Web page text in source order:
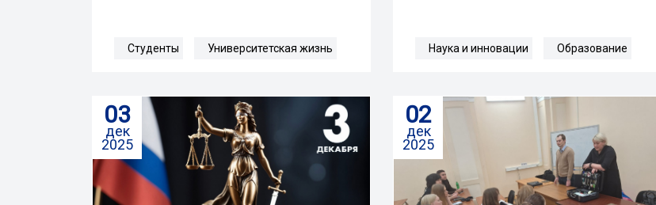
Студенты Университетская жизнь Наука и инновации Образование
03
дек
2025
02
дек
2025